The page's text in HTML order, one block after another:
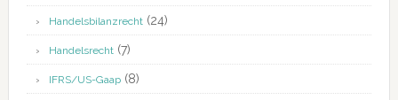
Handelsbilanzrecht(24)
Handelsrecht(7)
IFRS/US-Gaap(8)